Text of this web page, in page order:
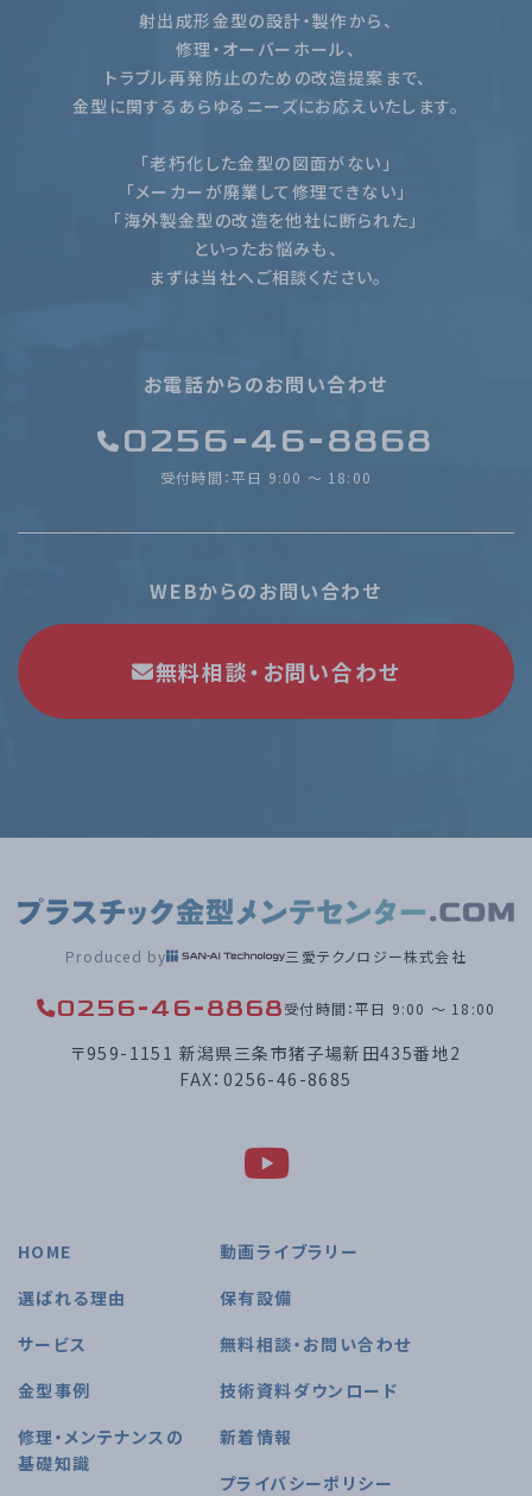
射出成形金型の設計・製作から、
修理・オーバーホール、
トラブル再発防止のための改造提案まで、
金型に関するあらゆるニーズにお応えいたします。
「老朽化した金型の図面がない」
「メーカーが廃業して修理できない」
「海外製金型の改造を他社に断られた」
といったお悩みも、
まずは当社へご相談ください。
お電話からのお問い合わせ
0256-46-8868
受付時間：平日 9:00 〜 18:00
WEBからのお問い合わせ
無料相談・お問い合わせ
Produced by 三愛テクノロジー株式会社
0256-46-8868受付時間：平日 9:00 〜 18:00
〒959-1151 新潟県三条市猪子場新田435番地2
FAX：0256-46-8685
HOME
選ばれる理由
サービス
金型事例
修理・メンテナンスの
基礎知識
動画ライブラリー
保有設備
無料相談・お問い合わせ
技術資料ダウンロード
新着情報
プライバシーポリシー